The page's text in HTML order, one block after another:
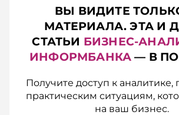
ВЫ ВИДИТЕ ТОЛЬКО
МАТЕРИАЛА. ЭТА И
СТАТЬИ БИЗНЕС-
ИНФОРМБАНКА — В
Получите доступ к аналитике,
практическим ситуациям,
на ваш бизнес.